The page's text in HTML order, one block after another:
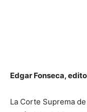
Edgar Fonseca,
La Corte Suprema